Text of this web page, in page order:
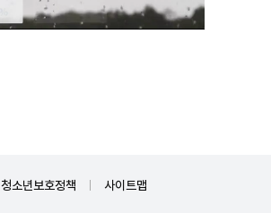
청소년보호정책 사이트맵